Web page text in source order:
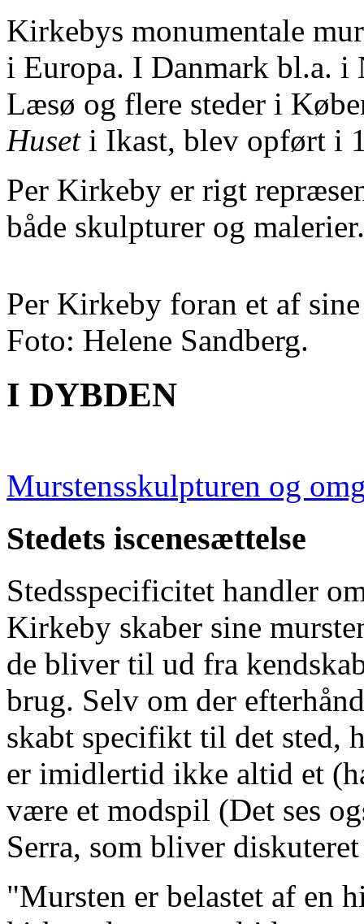
Kirkebys monumentale
i Europa. I Danmark bl.a. i
Læsø og flere steder i
Huseti Ikast, blev opført i
Per Kirkeby er rigt
både skulpturer og malerier.
Per Kirkeby foran et af
Foto: Helene Sandberg.
I DYBDEN
Murstensskulpturen og
Stedets iscenesættelse
Stedsspecificitet handler
Kirkeby skaber sine
de bliver til ud fra
brug. Selv om der
skabt specifikt til det sted,
er imidlertid ikke altid et
være et modspil (Det ses
Serra, som bliver
"Mursten er belastet af en